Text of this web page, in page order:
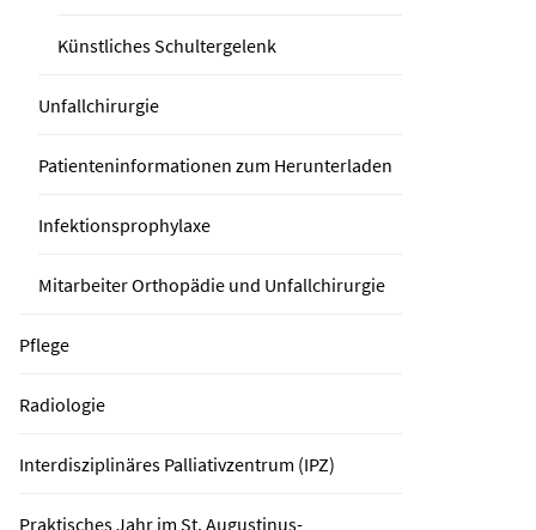
Künstliches Schultergelenk
Unfallchirurgie
Patienteninformationen zum Herunterladen
Infektionsprophylaxe
Mitarbeiter Orthopädie und Unfallchirurgie
Pflege
Radiologie
Interdisziplinäres Palliativzentrum (IPZ)
Praktisches Jahr im St. Augustinus-